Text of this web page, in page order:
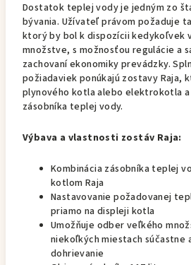
Dostatok teplej vody je jedným zo
bývania. Užívateľ právom požaduje
ktorý by bol k dispozícii kedykoľvek
množstve, s možnosťou regulácie a
zachovaní ekonomiky prevádzky.
požiadaviek ponúkajú zostavy Raja,
plynového kotla alebo elektrokotla
zásobníka teplej vody.
Výbava a vlastnosti zostáv Raja:
Kombinácia zásobníka teplej
kotlom Raja
Nastavovanie požadovanej
priamo na displeji kotla
Umožňuje odber veľkého
niekoľkých miestach súčastne
dohrievanie